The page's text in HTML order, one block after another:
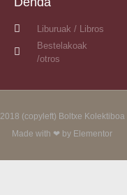
Liburuak / Libros
Bestelakoak
/otros
2018 (copyleft) Boltxe Kolektiboa
Made with ❤ by Elementor